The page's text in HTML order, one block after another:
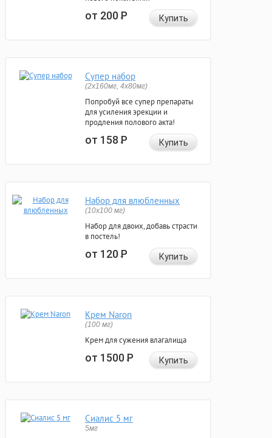
от 200Р Купить
Супер набор
(2х160мг, 4х80мг)
Попробуй все супер препараты
для усиления эрекции и
продления полового акта!
от 158Р Купить
Набор для влюбленных
(10х100 мг)
Набор для двоих, добавь страсти
в постель!
от 120Р Купить
Крем Naron
(100 мг)
Крем для сужения влагалища
от 1500Р Купить
Сиалис 5 мг
5мг